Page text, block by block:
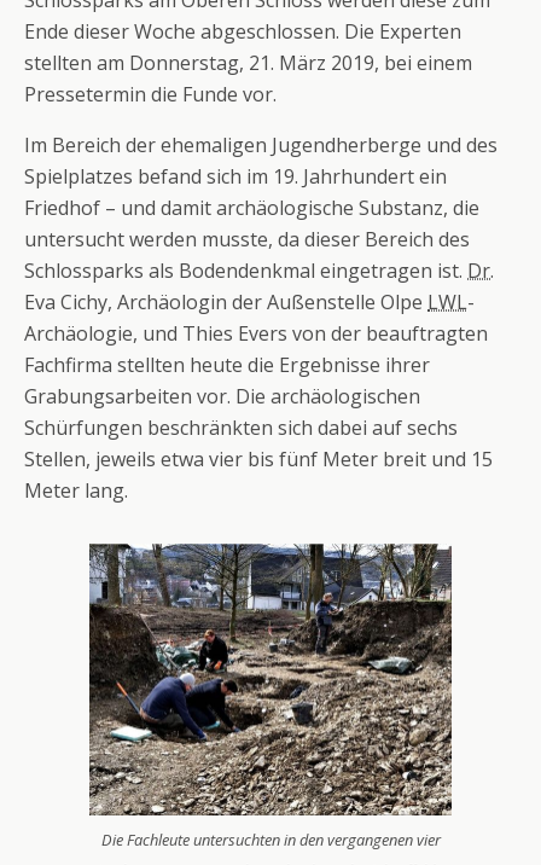
Ende dieser Woche abgeschlossen. Die Experten
stellten am Donnerstag, 21. März 2019, bei einem
Pressetermin die Funde vor.
Im Bereich der ehemaligen Jugendherberge und des
Spielplatzes befand sich im 19. Jahrhundert ein
Friedhof – und damit archäologische Substanz, die
untersucht werden musste, da dieser Bereich des
Schlossparks als Bodendenkmal eingetragen ist. Dr.
Eva Cichy, Archäologin der Außenstelle Olpe LWL-
Archäologie, und Thies Evers von der beauftragten
Fachfirma stellten heute die Ergebnisse ihrer
Grabungsarbeiten vor. Die archäologischen
Schürfungen beschränkten sich dabei auf sechs
Stellen, jeweils etwa vier bis fünf Meter breit und 15
Meter lang.
Die Fachleute untersuchten in den vergangenen vier